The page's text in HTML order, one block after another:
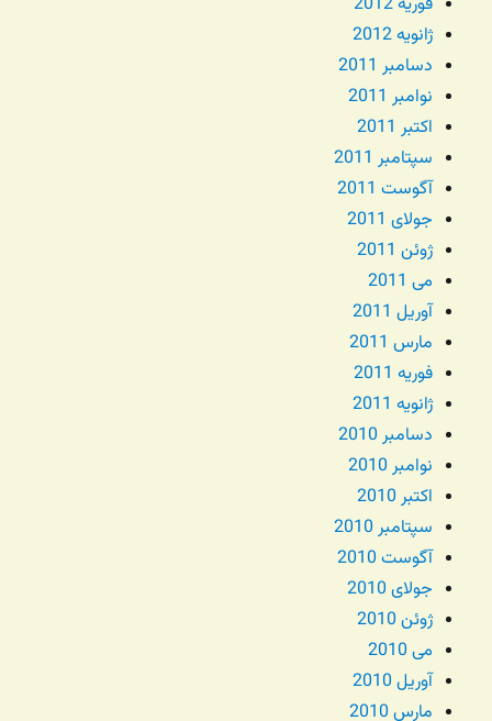
ژانویه 2012
دسامبر 2011
نوامبر 2011
اکتبر 2011
سپتامبر 2011
آگوست 2011
جولای 2011
ژوئن 2011
می 2011
آوریل 2011
مارس 2011
فوریه 2011
ژانویه 2011
دسامبر 2010
نوامبر 2010
اکتبر 2010
سپتامبر 2010
آگوست 2010
جولای 2010
ژوئن 2010
می 2010
آوریل 2010
مارس 2010